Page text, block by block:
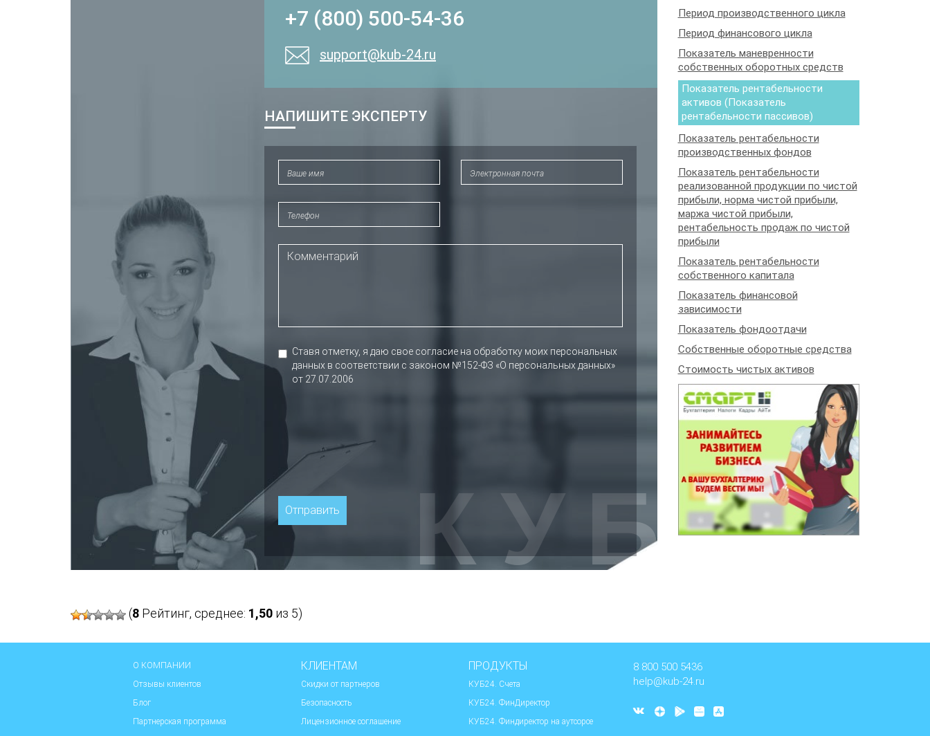
+7 (800) 500-54-36
support@kub-24.ru
НАПИШИТЕ ЭКСПЕРТУ
Ставя отметку, я даю свое согласие на обработку моих персональных
данных в соответствии с законом №152-ФЗ «О персональных данных»
от 27.07.2006
(8 Рейтинг, среднее: 1,50 из 5)
Период производственного цикла
Период финансового цикла
Показатель маневренности
собственных оборотных средств
Показатель рентабельности
активов (Показатель
рентабельности пассивов)
Показатель рентабельности
производственных фондов
Показатель рентабельности
реализованной продукции по чистой
прибыли, норма чистой прибыли,
маржа чистой прибыли,
рентабельность продаж по чистой
прибыли
Показатель рентабельности
собственного капитала
Показатель финансовой
зависимости
Показатель фондоотдачи
Собственные оборотные средства
Стоимость чистых активов
О КОМПАНИИ
Отзывы клиентов
Блог
Партнерская программа
КЛИЕНТАМ
Скидки от партнеров
Безопасность
Лицензионное соглашение
ПРОДУКТЫ
КУБ24. Счета
КУБ24. ФинДиректор
КУБ24. Финдиректор на аутсорсе
8 800 500 5436
help@kub-24.ru